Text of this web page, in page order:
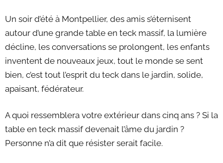
Un soir d’été à Montpellier, des amis s’éternisent
autour d’une grande table en teck massif, la lumière
décline, les conversations se prolongent, les enfants
inventent de nouveaux jeux, tout le monde se sent
bien, c’est tout l’esprit du teck dans le jardin, solide,
apaisant, fédérateur.
A quoi ressemblera votre extérieur dans cinq ans ? Si la
table en teck massif devenait l’âme du jardin ?
Personne n’a dit que résister serait facile.